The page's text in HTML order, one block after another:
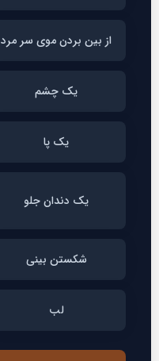
از بین بردن موی سر مرد
یک چشم
یک پا
یک دندان جلو
شکستن بینی
لب